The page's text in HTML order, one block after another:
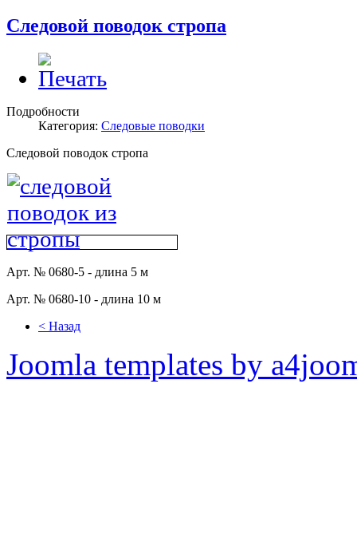
Следовой поводок стропа
Подробности
Категория: Следовые поводки
Следовой поводок стропа
Арт. № 0680-5 - длина 5 м
Арт. № 0680-10 - длина 10 м
< Назад
Joomla templates by